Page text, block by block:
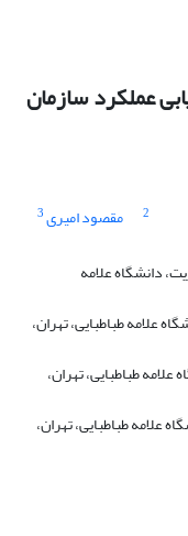
عملکرد سازمان
2 مقصود امیری3
دانشگاه علامه
علامه طباطبایی، تهران،
طباطبایی، تهران،
علامه طباطبایی، تهران،